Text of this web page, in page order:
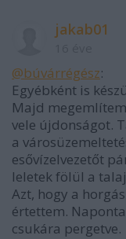
jakab01
@búvárrégész:
Egyébként is
Majd
vele újdonságot.
a
esővízelvezetőt
leletek fölül a
Azt, hogy a
értettem.
csukára pergetve.